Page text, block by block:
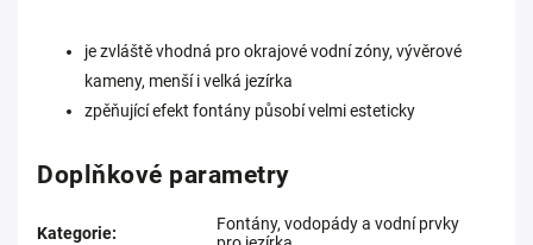
je zvláště vhodná pro okrajové vodní zóny, vývěrové
kameny, menší i velká jezírka
zpěňující efekt fontány působí velmi esteticky
Doplňkové parametry
Kategorie:
Fontány, vodopády a vodní prvky